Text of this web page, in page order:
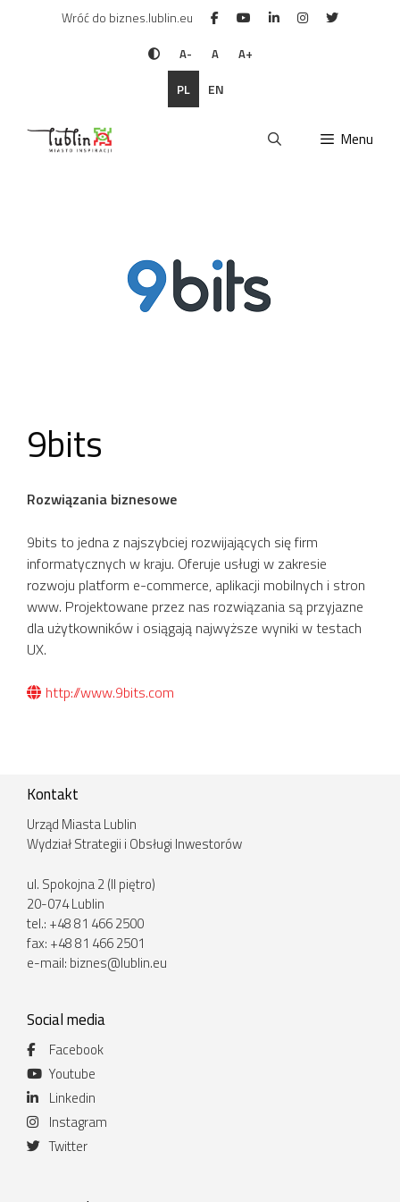
Wróć do biznes.lublin.eu
A- A A+
PL EN
Menu
9bits
Rozwiązania biznesowe
9bits to jedna z najszybciej rozwijających się firm
informatycznych w kraju. Oferuje usługi w zakresie
rozwoju platform e-commerce, aplikacji mobilnych i stron
www. Projektowane przez nas rozwiązania są przyjazne
dla użytkowników i osiągają najwyższe wyniki w testach
UX.
http://www.9bits.com
Kontakt
Urząd Miasta Lublin
Wydział Strategii i Obsługi Inwestorów
ul. Spokojna 2 (II piętro)
20-074 Lublin
tel.: +48 81 466 2500
fax: +48 81 466 2501
e-mail: biznes@lublin.eu
Social media
Facebook
Youtube
Linkedin
Instagram
Twitter